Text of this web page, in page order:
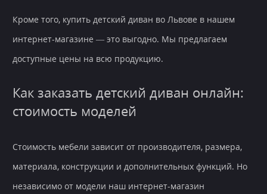
Кроме того, купить детский диван во Львове в нашем
интернет-магазине — это выгодно. Мы предлагаем
доступные цены на всю продукцию.
Как заказать детский диван онлайн:
стоимость моделей
Стоимость мебели зависит от производителя, размера,
материала, конструкции и дополнительных функций. Но
независимо от модели наш интернет-магазин